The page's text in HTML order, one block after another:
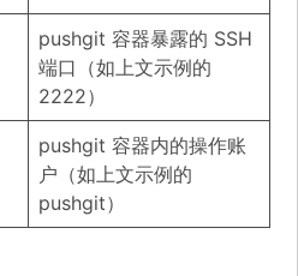
pushgit 容器暴露的 SSH
端口（如上文示例的
2222）
pushgit 容器内的操作账
户（如上文示例的
pushgit）